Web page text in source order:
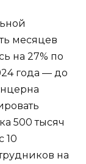
месяцев
на 27% по
года — до
500 тысяч
10
на